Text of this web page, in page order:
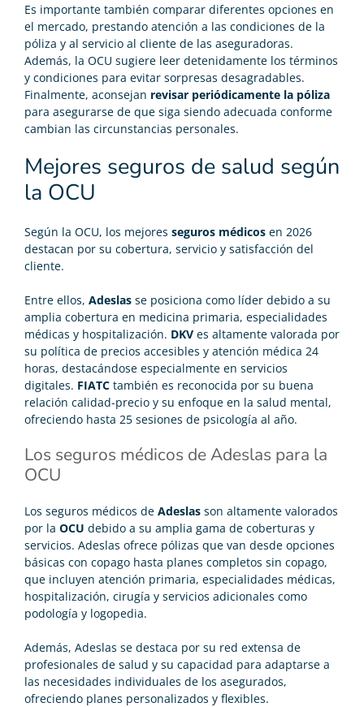
Es importante también comparar diferentes opciones en
el mercado, prestando atención a las condiciones de la
póliza y al servicio al cliente de las aseguradoras.
Además, la OCU sugiere leer detenidamente los términos
y condiciones para evitar sorpresas desagradables.
Finalmente, aconsejan revisar periódicamente la póliza
para asegurarse de que siga siendo adecuada conforme
cambian las circunstancias personales.
Mejores seguros de salud según
la OCU
Según la OCU, los mejores seguros médicos en 2026
destacan por su cobertura, servicio y satisfacción del
cliente.
Entre ellos, Adeslas se posiciona como líder debido a su
amplia cobertura en medicina primaria, especialidades
médicas y hospitalización. DKV es altamente valorada por
su política de precios accesibles y atención médica 24
horas, destacándose especialmente en servicios
digitales. FIATC también es reconocida por su buena
relación calidad-precio y su enfoque en la salud mental,
ofreciendo hasta 25 sesiones de psicología al año​.
Los seguros médicos de Adeslas para la
OCU
Los seguros médicos de Adeslas son altamente valorados
por la OCU debido a su amplia gama de coberturas y
servicios. Adeslas ofrece pólizas que van desde opciones
básicas con copago hasta planes completos sin copago,
que incluyen atención primaria, especialidades médicas,
hospitalización, cirugía y servicios adicionales como
podología y logopedia.
Además, Adeslas se destaca por su red extensa de
profesionales de salud y su capacidad para adaptarse a
las necesidades individuales de los asegurados,
ofreciendo planes personalizados y flexibles.